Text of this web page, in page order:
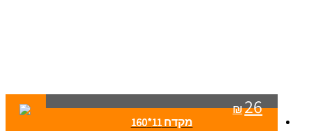
₪26
מקדח 11*160